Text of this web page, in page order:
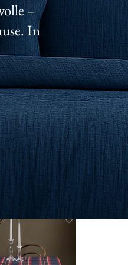
–
In
10% für deinen